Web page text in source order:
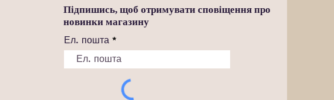
Підпишись, щоб отримувати сповіщення про
новинки магазину
Ел. пошта